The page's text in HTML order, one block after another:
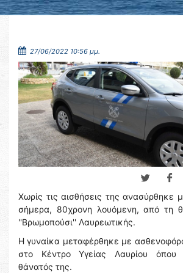
27/06/2022 10:56 μμ.
Χωρίς τις αισθήσεις της ανασύρθηκε
σήμερα, 80χρονη λουόμενη, από τη
''Βρωμοπούσι'' Λαυρεωτικής.
Η γυναίκα μεταφέρθηκε με
στο Κέντρο Υγείας Λαυρίου όπου
θάνατός της.